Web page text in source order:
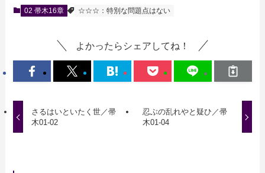
02 帚木16章 ☆☆☆：特別な問題点はない
よかったらシェアしてね！
さるはいといたく世／帚
木01-02
忍ぶの乱れやと疑ひ／帚
木01-04